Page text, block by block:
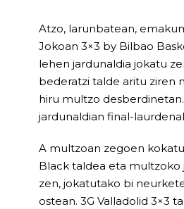
Atzo, larunbatean,
Jokoan 3×3 by Bilbao
lehen jardunaldia jokatu
bederatzi talde aritu ziren
hiru multzo
jardunaldian final-
A multzoan zegoen
Black taldea eta multzoko
zen, jokatutako bi
ostean. 3G Valladolid 3×3